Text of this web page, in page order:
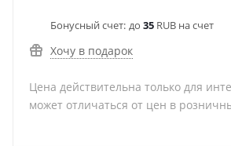
Бонусный счет: до 35 RUB на счет
Хочу в подарок
Цена действительна только для
может отличаться от цен в